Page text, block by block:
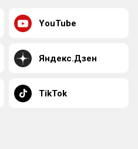
YouTube
Яндекс.Дзен
TikTok